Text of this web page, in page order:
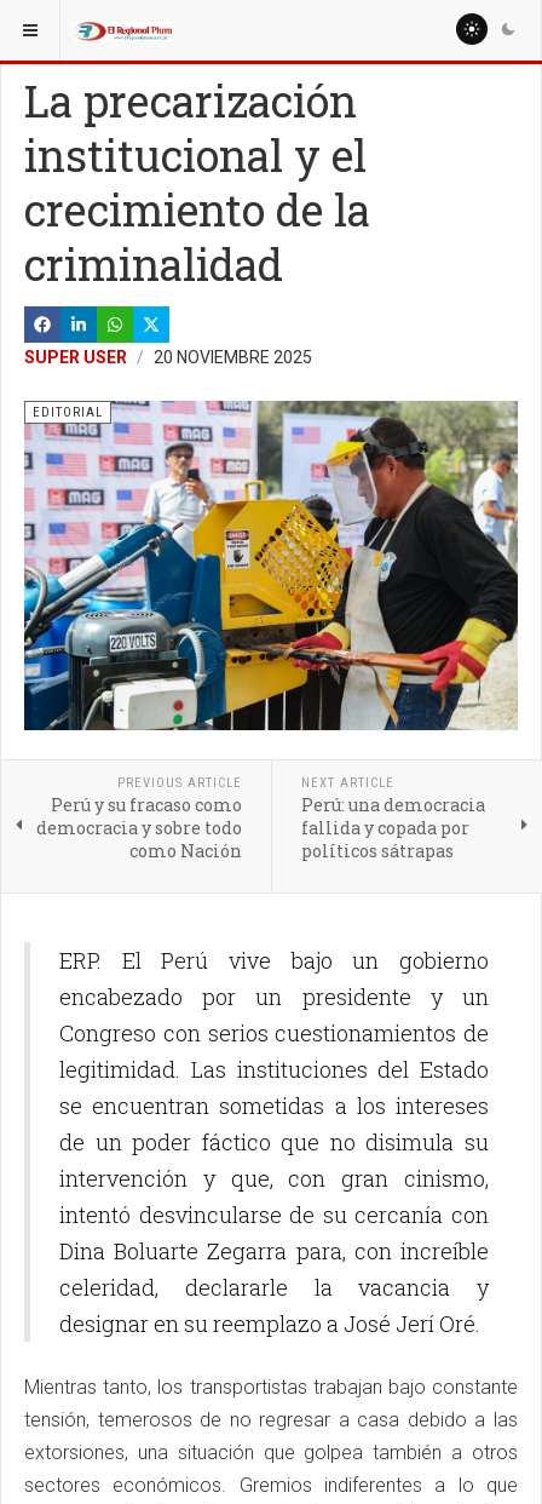
ESTÁ AQUÍ: EDITORIAL
La precarización
institucional y el
crecimiento de la
criminalidad
SUPER USER 20 NOVIEMBRE 2025
EDITORIAL
PREVIOUS ARTICLE
Perú y su fracaso como
democracia y sobre todo
como Nación
NEXT ARTICLE
Perú: una democracia
fallida y copada por
políticos sátrapas
ERP. El Perú vive bajo un gobierno
encabezado por un presidente y un
Congreso con serios cuestionamientos de
legitimidad. Las instituciones del Estado
se encuentran sometidas a los intereses
de un poder fáctico que no disimula su
intervención y que, con gran cinismo,
intentó desvincularse de su cercanía con
Dina Boluarte Zegarra para, con increíble
celeridad, declararle la vacancia y
designar en su reemplazo a José Jerí Oré.
Mientras tanto, los transportistas trabajan bajo constante
tensión, temerosos de no regresar a casa debido a las
extorsiones, una situación que golpea también a otros
sectores económicos. Gremios indiferentes a lo que